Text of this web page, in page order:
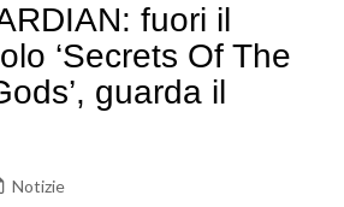
fuori il
‘Secrets Of The
guarda il
Notizie